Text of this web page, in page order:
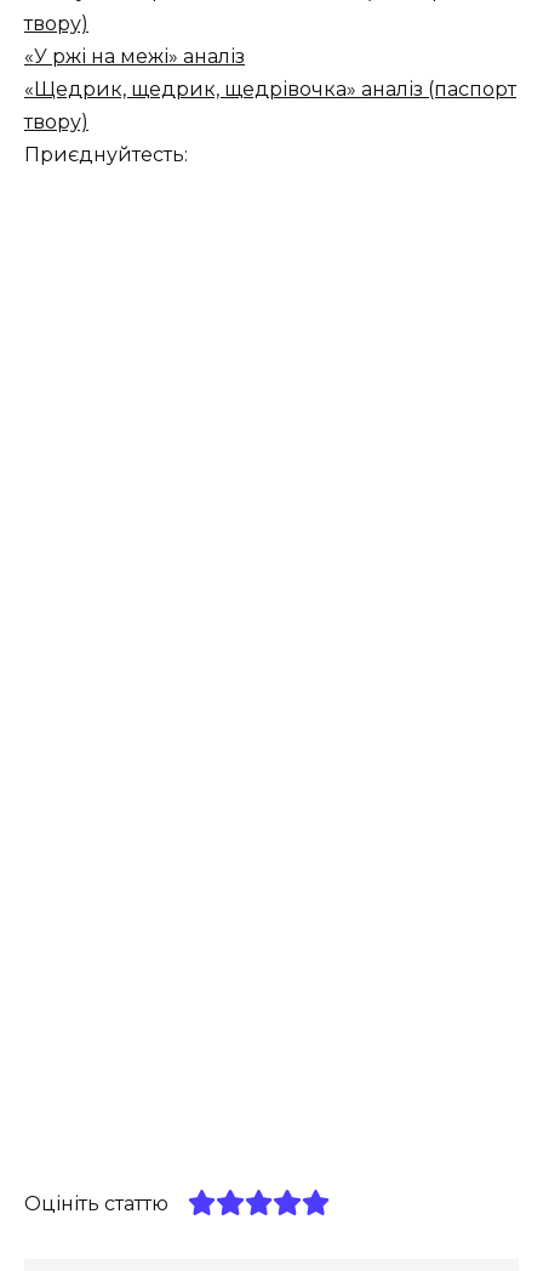
твору)
«У ржі на межі» аналіз
«Щедрик, щедрик, щедрівочка» аналіз (паспорт
твору)
Приєднуйтесть:
Оцініть статтю